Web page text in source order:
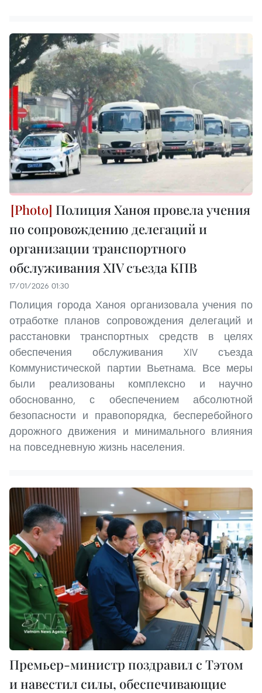
Полиция Ханоя провела учения
по сопровождению делегаций и
организации транспортного
обслуживания XIV съезда КПВ
17/01/2026 01:30
Полиция города Ханоя организовала учения по
отработке планов сопровождения делегаций и
расстановки транспортных средств в целях
обеспечения обслуживания XIV съезда
Коммунистической партии Вьетнама. Все меры
были реализованы комплексно и научно
обоснованно, с обеспечением абсолютной
безопасности и правопорядка, бесперебойного
дорожного движения и минимального влияния
на повседневную жизнь населения.
Премьер-министр поздравил с Тэтом
и навестил силы, обеспечивающие